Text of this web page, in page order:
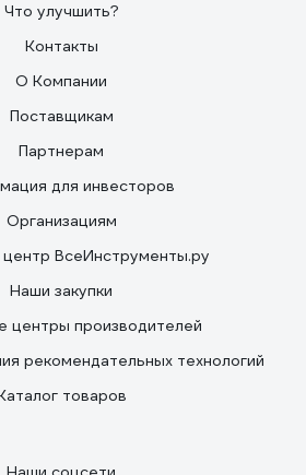
Что улучшить?
Контакты
О Компании
Поставщикам
Партнерам
для инвесторов
Организациям
ВсеИнструменты.ру
Наши закупки
центры производителей
рекомендательных технологий
товаров